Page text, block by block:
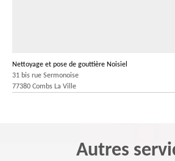
Nettoyage et pose de gouttière Noisiel
31 bis rue Sermonoise
77380 Combs La Ville
Autres